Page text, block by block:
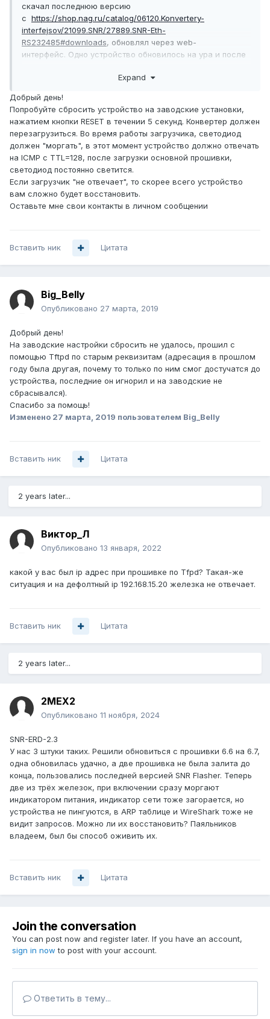
скачал последнюю версию
с https://shop.nag.ru/catalog/06120.Konvertery-
interfejsov/21099.SNR/27889.SNR-Eth-
RS232485#downloads, обновлял через web-
интерфейс. Одно устройство обновилось на ура и после
Приступил к обновлению второго и заливка
устройство ушло в перезагрузку и больше мне не
отвечает. Пробовал пропинговать и по измененному
адресу и по дефолтному, а в ответ тишина. Горят
зеленым индикатор PWR, Act (верхний светодиод) и
мигает зелёным светодиод у сетевого
интерфейса. Подскажите как его реанимировать?
Expand
Добрый день!
Попробуйте сбросить устройство на заводские установки,
нажатием кнопки RESET в течении 5 секунд. Конвертер должен
перезагрузиться. Во время работы загрузчика, светодиод
должен "моргать", в этот момент устройство должно отвечать
на ICMP с TTL=128, после загрузки основной прошивки,
светодиод постоянно светится.
Если загрузчик "не отвечает", то скорее всего устройство
вам сложно будет восстановить.
Оставьте мне свои контакты в личном сообщении
Вставить ник Цитата
Big_Belly
Опубликовано 27 марта, 2019
Добрый день!
На заводские настройки сбросить не удалось, прошил с
помощью Tftpd по старым реквизитам (адресация в прошлом
году была другая, почему то только по ним смог достучатся до
устройства, последние он игнорил и на заводские не
сбрасывался).
Спасибо за помощь!
Изменено 27 марта, 2019 пользователем Big_Belly
Вставить ник Цитата
2 years later...
Виктор_Л
Опубликовано 13 января, 2022
какой у вас был ip адрес при прошивке по Tfpd? Такая-же
ситуация и на дефолтный ip 192.168.15.20 железка не отвечает.
Вставить ник Цитата
2 years later...
2MEX2
Опубликовано 11 ноября, 2024
SNR-ERD-2.3
У нас 3 штуки таких. Решили обновиться с прошивки 6.6 на 6.7,
одна обновилась удачно, а две прошивка не была залита до
конца, пользовались последней версией SNR Flasher. Теперь
две из трёх железок, при включении сразу моргают
индикатором питания, индикатор сети тоже загорается, но
устройства не пингуются, в ARP таблице и WireShark тоже не
видит запросов. Можно ли их восстановить? Паяльников
владеем, был бы способ оживить их.
Вставить ник Цитата
Join the conversation
You can post now and register later. If you have an account,
sign in now to post with your account.
Ответить в тему...